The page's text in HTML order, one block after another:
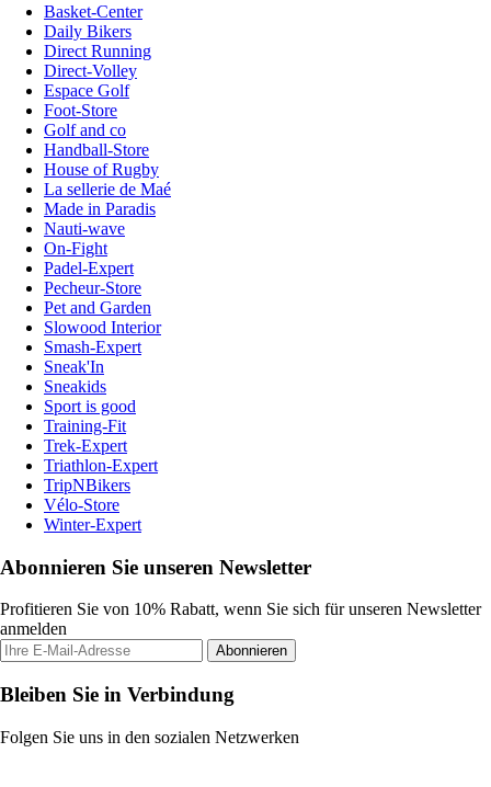
Basket-Center
Daily Bikers
Direct Running
Direct-Volley
Espace Golf
Foot-Store
Golf and co
Handball-Store
House of Rugby
La sellerie de Maé
Made in Paradis
Nauti-wave
On-Fight
Padel-Expert
Pecheur-Store
Pet and Garden
Slowood Interior
Smash-Expert
Sneak'In
Sneakids
Sport is good
Training-Fit
Trek-Expert
Triathlon-Expert
TripNBikers
Vélo-Store
Winter-Expert
Abonnieren Sie unseren Newsletter
Profitieren Sie von 10% Rabatt, wenn Sie sich für unseren Newsletter
anmelden
Abonnieren
Bleiben Sie in Verbindung
Folgen Sie uns in den sozialen Netzwerken